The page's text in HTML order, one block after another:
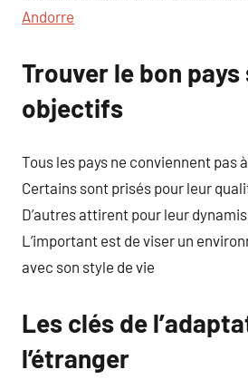
Andorre
Trouver le bon pays
objectifs
Tous les pays ne conviennent pas
Certains sont prisés pour leur
D’autres attirent pour leur
L’important est de viser un
avec son style de vie
Les clés de
l’étranger